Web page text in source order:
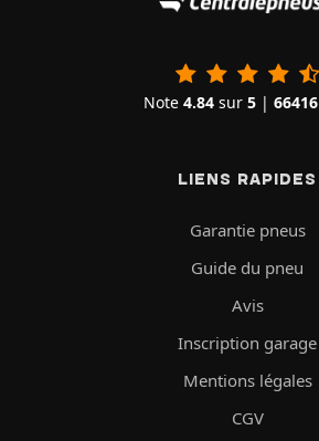
Note 4.84 sur 5 | 66416
LIENS RAPIDES
Garantie pneus
Guide du pneu
Avis
Inscription garage
Mentions légales
CGV